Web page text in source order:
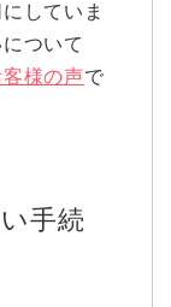
していま
ついて
様の声で
手続